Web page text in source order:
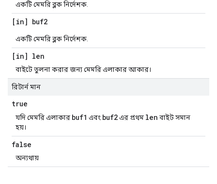
একটি মেমরি ব্লক নির্দেশক.
[in] buf2
একটি মেমরি ব্লক নির্দেশক.
[in] len
বাইটে তুলনা করার জন্য মেমরি এলাকার আকার।
রিটার্ন মান
true
যদি মেমরি এলাকার buf1 এবং buf2এর প্রথম len বাইট সমান
হয়।
false
অন্যথায়